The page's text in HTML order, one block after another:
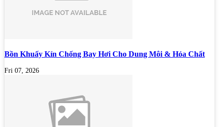
Bồn Khuấy Kín Chống Bay Hơi Cho Dung Môi & Hóa Chất
Fri 07, 2026